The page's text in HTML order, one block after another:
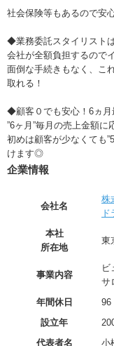
社会保険等もあるので安
◆業務委託スタイリスト
会社が全額負担するので
面倒な手続きもなく、こ
取れる！
◆顧客０でも安心！6ヵ月
”6ヶ月”毎月の売上金額に
初めは顧客が少なくても
けます◎
企業情報
会社名
株
本社
所在地
東
事業内容
ビ
サ
年間休日
96
設立年
代表者名
小